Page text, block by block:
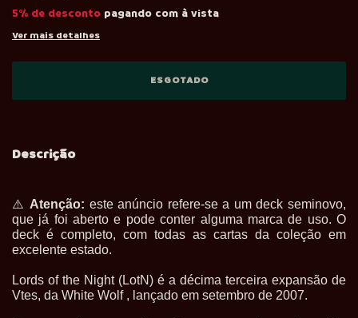
5% de desconto pagando com à vista
Ver mais detalhes
Descrição
⚠ Atenção: este anúncio refere-se a um deck seminovo,
que já foi aberto e pode conter alguma marca de uso. O
deck é completo, com todas as cartas da coleção em
excelente estado.
Lords of the Night (LotN) é a décima terceira expansão de
Vtes, da White Wolf , lançado em setembro de 2007.